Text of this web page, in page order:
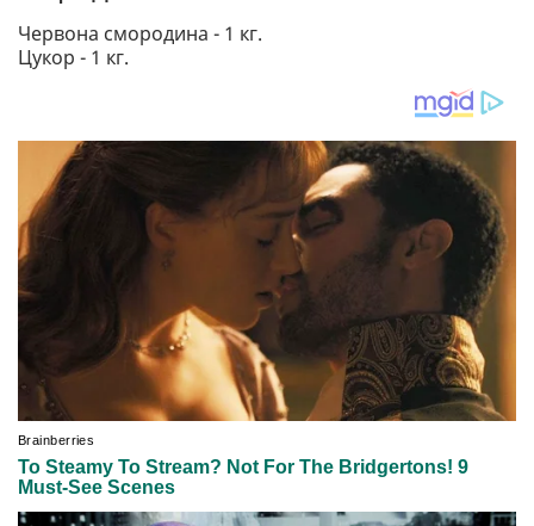
Червона смородина - 1 кг.
Цукор - 1 кг.